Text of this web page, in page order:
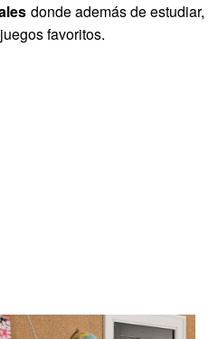
donde además de estudiar,
favoritos.